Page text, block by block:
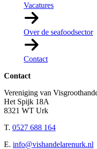
Vacatures
Over de seafoodsector
Contact
Contact
Vereniging van
Het Spijk 18A
8321 WT Urk
T. 0527 688 164
E. info@vishandelarenurk.nl